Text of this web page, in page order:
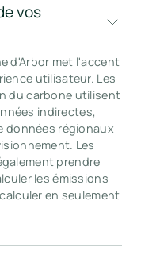
vos
d'Arbor met l'accent
utilisateur. Les
du carbone utilisent
indirectes,
données régionaux
Les
prendre
les émissions
en seulement